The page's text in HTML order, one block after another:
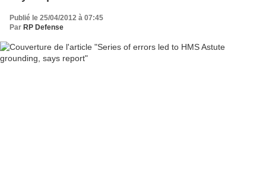
Publié le 25/04/2012 à 07:45
Par RP Defense